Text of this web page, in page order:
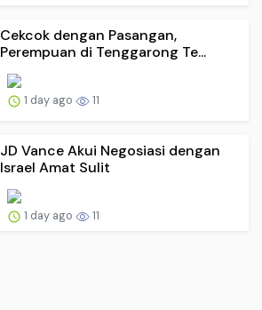
Cekcok dengan Pasangan,
Perempuan di Tenggarong Te...
1 day ago 11
JD Vance Akui Negosiasi dengan
Israel Amat Sulit
1 day ago 11